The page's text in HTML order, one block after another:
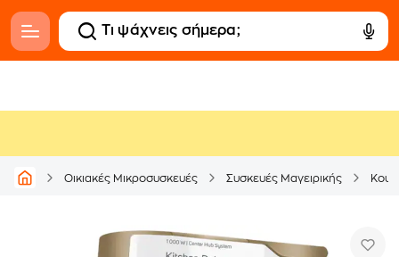
Οικιακές Μικροσυσκευές Συσκευές Μαγειρικής